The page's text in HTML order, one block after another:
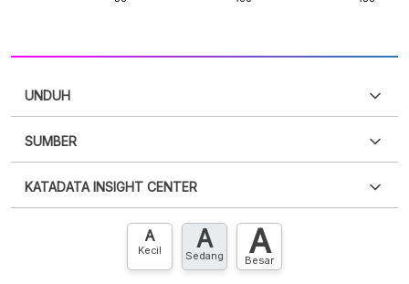
UNDUH
XLS
SUMBER
punya akun?Silakan Daftar sekarang
KATADATA INSIGHT CENTER
Hubungi sekarang »
A
Kecil A
Sedang A
Besar